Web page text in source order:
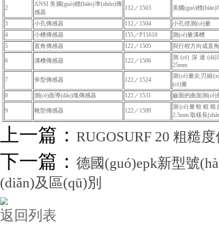
2
ANSI 美國(guó)標(biāo)準(zhǔn)傳
感器
112／1503 美國(guó)標(biāo)
3 小孔傳感器 112／1504
小孔徑測(cè)量
4
小槽傳感器 155／P11610
測(cè)量溝槽
5
直角傳感器 122／1505 與行程方向成直
6 溝槽傳感器 122／1506
測(cè)深達
25mm
7 斧型傳感器 122／1524
測(cè)量尖刃細
(cè)量
8
測(cè)面導(dǎo)塊傳感器 122／1531 齒面的曲面測(cè)
9 靴型傳感器 122／1599
測(cè)量較粗
2.5mm 取樣長
上一篇： RUGOSURF 20 粗糙
下一篇： 德國(guó)epk新型號
(diǎn)及區(qū)別
返回列表